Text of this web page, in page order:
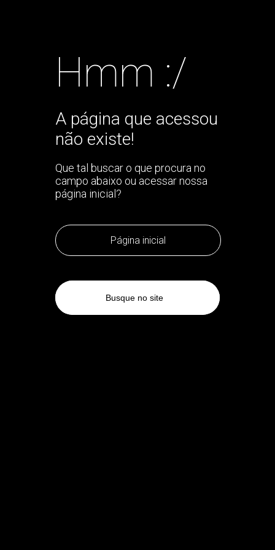
Hmm :/
A página que acessou
não existe!
Que tal buscar o que procura no
campo abaixo ou acessar nossa
página inicial?
Página inicial